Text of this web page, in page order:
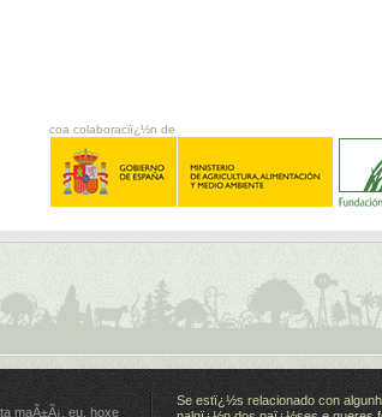
coa colaboraciï¿½n de
maÃ±Ã¡, eu, hoxe
Se estï¿½s relacionado con